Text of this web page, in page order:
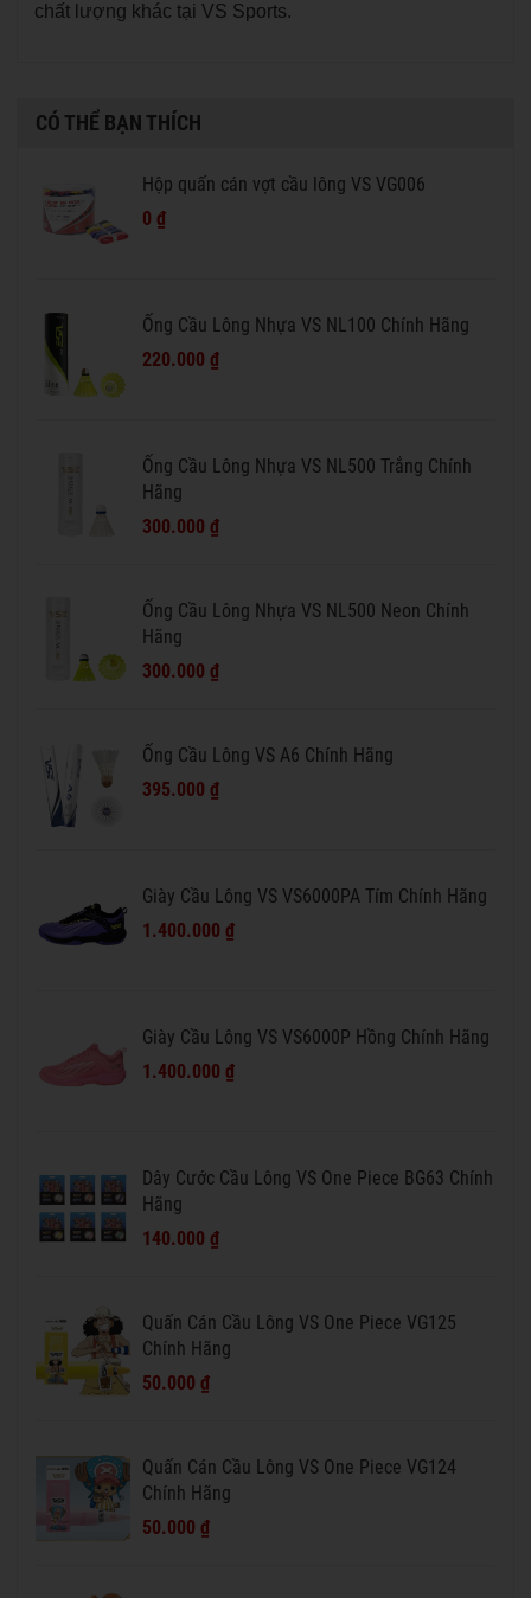
chất lượng khác tại VS Sports.
CÓ THỂ BẠN THÍCH
Hộp quấn cán vợt cầu lông VS VG006
0 ₫
Ống Cầu Lông Nhựa VS NL100 Chính Hãng
220.000 ₫
Ống Cầu Lông Nhựa VS NL500 Trắng Chính
Hãng
300.000 ₫
Ống Cầu Lông Nhựa VS NL500 Neon Chính
Hãng
300.000 ₫
Ống Cầu Lông VS A6 Chính Hãng
395.000 ₫
Giày Cầu Lông VS VS6000PA Tím Chính Hãng
1.400.000 ₫
Giày Cầu Lông VS VS6000P Hồng Chính Hãng
1.400.000 ₫
Dây Cước Cầu Lông VS One Piece BG63 Chính
Hãng
140.000 ₫
Quấn Cán Cầu Lông VS One Piece VG125
Chính Hãng
50.000 ₫
Quấn Cán Cầu Lông VS One Piece VG124
Chính Hãng
50.000 ₫